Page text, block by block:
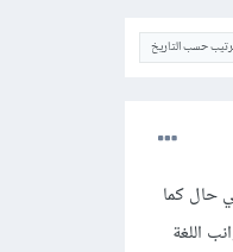
حسب التاريخ
حال كما
اللغة